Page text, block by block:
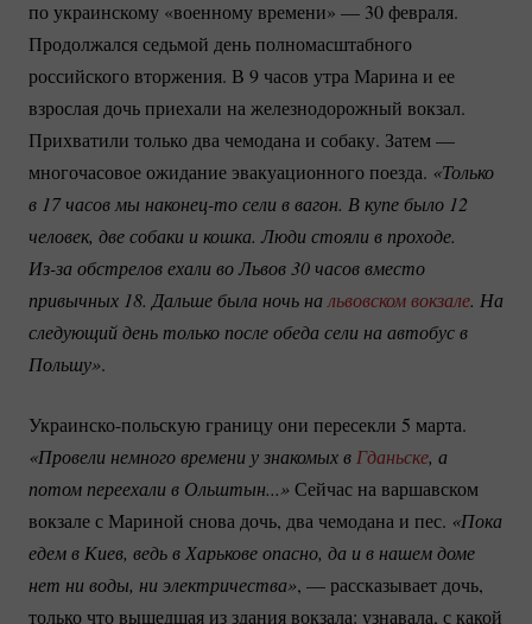
по украинскому «военному времени» — 30 февраля.
Продолжался седьмой день полномасштабного
российского вторжения. В 9 часов утра Марина и ее
взрослая дочь приехали на железнодорожный вокзал.
Прихватили только два чемодана и собаку. Затем —
многочасовое ожидание эвакуационного поезда. «Только
в 17 часов мы наконец-то сели в вагон. В купе было 12
Из-за обстрелов ехали во Львов 30 часов вместо
привычных 18. Дальше была ночь на львовском вокзале. На
следующий день только после обеда сели на автобус в
Польшу».
Украинско-польскуюграницу они пересекли 5 марта.
«Провели немного времени у знакомых в Гданьске, а
потом переехали в Ольштын...» Сейчас на варшавском
вокзале с Мариной снова дочь, два чемодана и пес. «Пока
едем в Киев, ведь в Харькове опасно, да и в нашем доме
нет ни воды, ни электричества», — рассказывает дочь,
только что вышедшая из здания вокзала: узнавала, с какой